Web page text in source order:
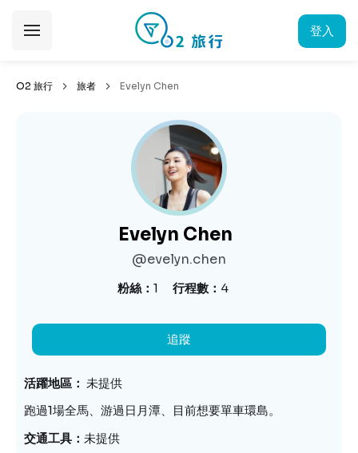
登入
O2 旅行 旅者 Evelyn Chen
Evelyn Chen
@evelyn.chen
粉絲 1 行程數 4
追蹤
活躍地區
未提供
跑過1場全馬、游過日月潭、目前想要單車環島。
交通工具
未提供